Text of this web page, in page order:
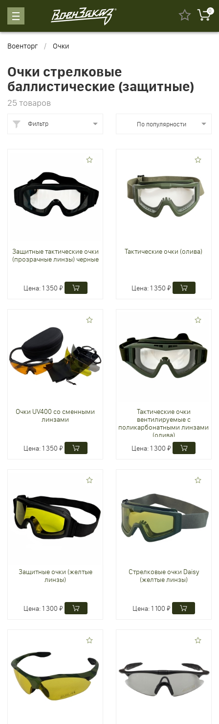
0
Военторг Очки
Очки стрелковые
баллистические (защитные)
25 товаров
Фильтр По популярности
Защитные тактические очки
(прозрачные линзы) черные
Цена:1 350 ₽
Тактические очки (олива)
Цена:1 350 ₽
Очки UV400 со сменными
линзами
Цена:1 350 ₽
Тактические очки
вентилируемые с
поликарбонатными линзами
(олива)
Цена:1 300 ₽
Защитные очки (желтые
линзы)
Цена:1 300 ₽
Стрелковые очки Daisy
(желтые линзы)
Цена:1 100 ₽